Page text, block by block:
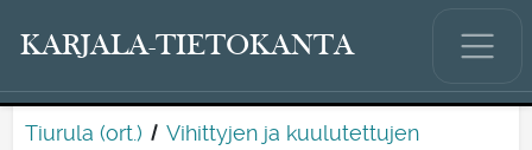
KARJALA-TIETOKANTA
Tiurula (ort.)
Vihittyjen ja kuulutettujen